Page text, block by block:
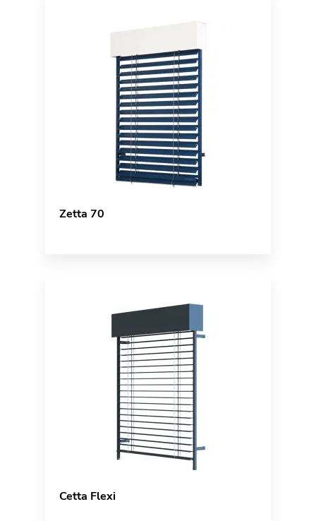
Zetta 70
Cetta Flexi